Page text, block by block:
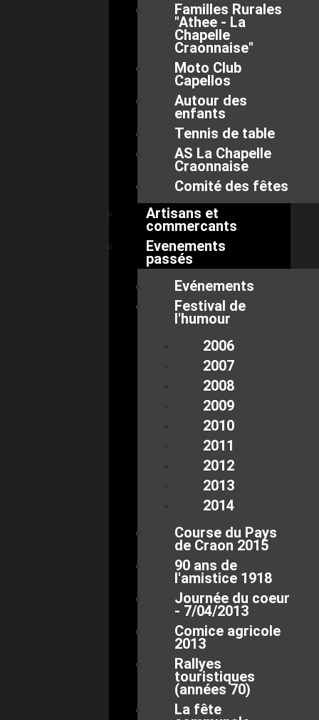
Familles Rurales
"Athee - La
Chapelle
Craonnaise"
Moto Club
Capellos
Autour des
enfants
Tennis de table
AS La Chapelle
Craonnaise
Comité des fêtes
Artisans et
commercants
Evenements
passés
Evénements
Festival de
l'humour
2006
2007
2008
2009
2010
2011
2012
2013
2014
Course du Pays
de Craon 2015
90 ans de
l'amistice 1918
Journée du coeur
- 7/04/2013
Comice agricole
2013
Rallyes
touristiques
(années 70)
La fête